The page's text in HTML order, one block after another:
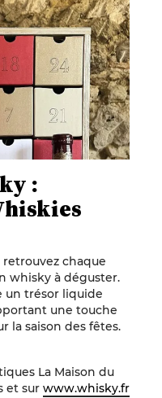
:
chaque
whisky à déguster.
un trésor liquide
une touche
la saison des fêtes.
La Maison du
et sur www.whisky.fr